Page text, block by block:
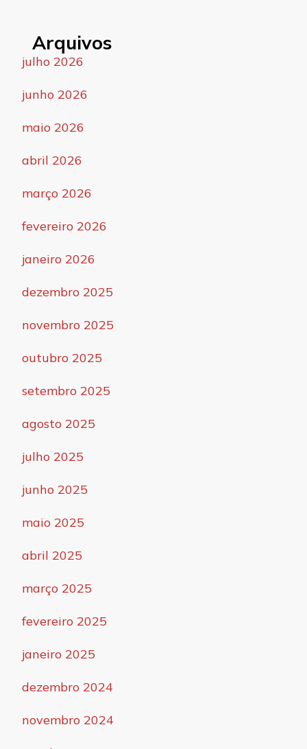
Arquivos
julho 2026
junho 2026
maio 2026
abril 2026
março 2026
fevereiro 2026
janeiro 2026
dezembro 2025
novembro 2025
outubro 2025
setembro 2025
agosto 2025
julho 2025
junho 2025
maio 2025
abril 2025
março 2025
fevereiro 2025
janeiro 2025
dezembro 2024
novembro 2024